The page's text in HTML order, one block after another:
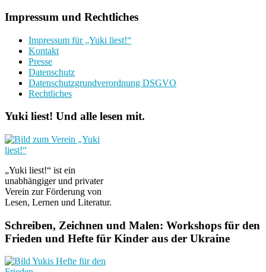
Impressum und Rechtliches
Impressum für „Yuki liest!“
Kontakt
Presse
Datenschutz
Datenschutzgrundverordnung DSGVO
Rechtliches
Yuki liest! Und alle lesen mit.
„Yuki liest!“ ist ein
unabhängiger und privater
Verein zur Förderung von
Lesen, Lernen und Literatur.
Schreiben, Zeichnen und Malen: Workshops für den
Frieden und Hefte für Kinder aus der Ukraine